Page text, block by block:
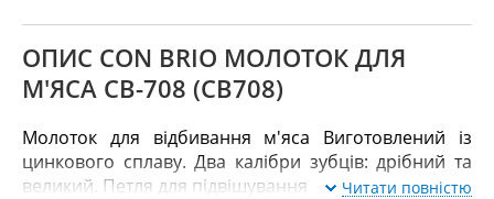
ОПИС CON BRIO МОЛОТОК ДЛЯ
М'ЯСА CB-708 (СВ708)
Молоток для відбивання м'яса Виготовлений із
цинкового сплаву. Два калібри зубців: дрібний та
великий. Петля для підвішування
Читати повністю